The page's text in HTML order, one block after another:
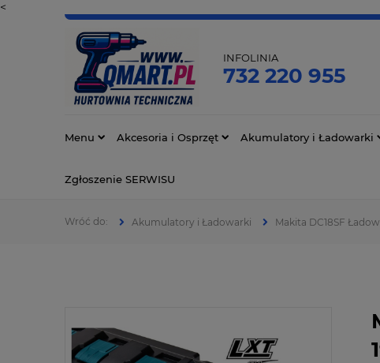
<
INFOLINIA
732 220 955
Menu Akcesoria i Osprzęt Akumulatory i Ładowarki
Zgłoszenie SERWISU
Akumulatory i Ładowarki Makita DC18SF